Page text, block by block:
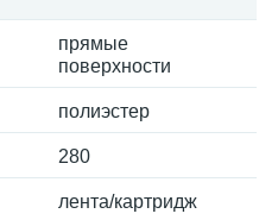
прямые
поверхности
полиэстер
280
лента/картридж